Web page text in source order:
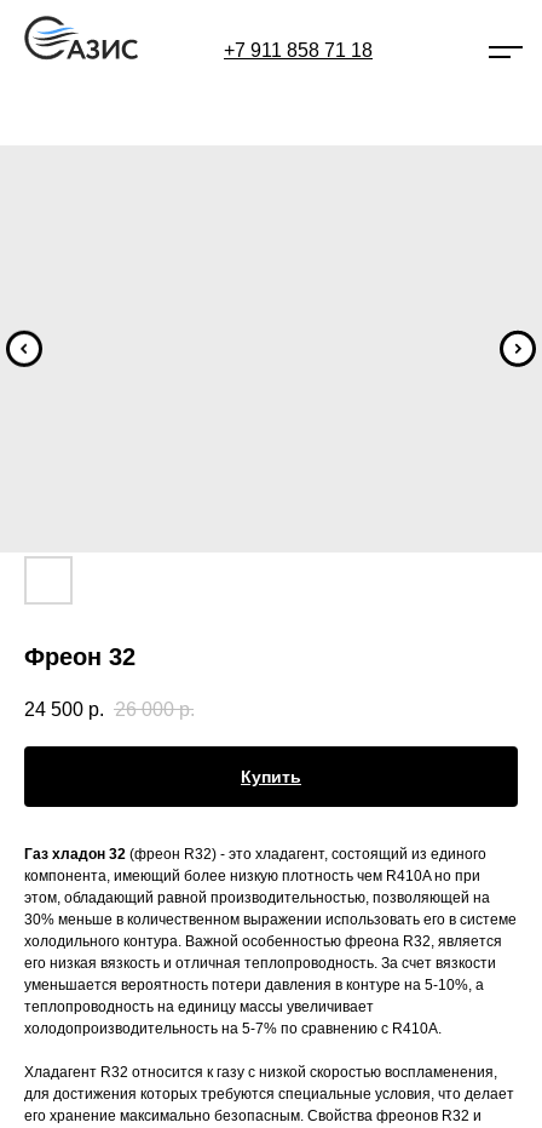
+7 911 858 71 18
Фреон 32
24 500 р. 26 000 р.
Купить
Газ хладон 32 (фреон R32) - это хладагент, состоящий из единого
компонента, имеющий более низкую плотность чем R410A но при
этом, обладающий равной производительностью, позволяющей на
30% меньше в количественном выражении использовать его в системе
холодильного контура. Важной особенностью фреона R32, является
его низкая вязкость и отличная теплопроводность. За счет вязкости
уменьшается вероятность потери давления в контуре на 5-10%, а
теплопроводность на единицу массы увеличивает
холодопроизводительность на 5-7% по сравнению с R410A.
Хладагент R32 относится к газу с низкой скоростью воспламенения,
для достижения которых требуются специальные условия, что делает
его хранение максимально безопасным. Свойства фреонов R32 и